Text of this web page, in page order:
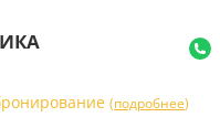
(подробнее)